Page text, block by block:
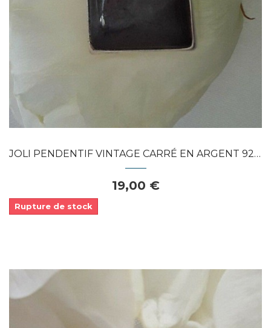
JOLI PENDENTIF VINTAGE CARRÉ EN ARGENT 925...
19,00 €
Rupture de stock